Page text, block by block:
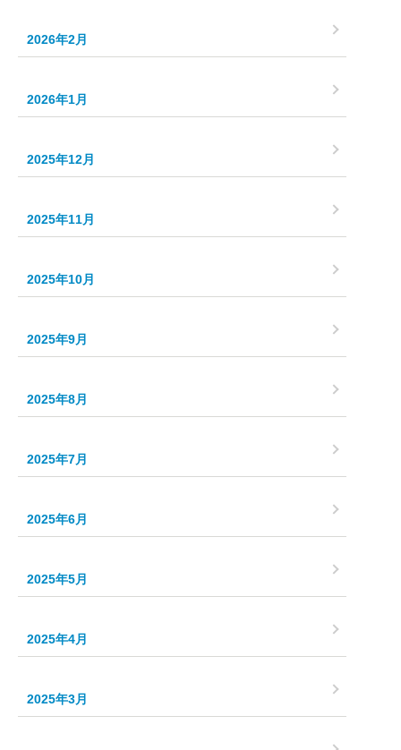
2026年2月
2026年1月
2025年12月
2025年11月
2025年10月
2025年9月
2025年8月
2025年7月
2025年6月
2025年5月
2025年4月
2025年3月